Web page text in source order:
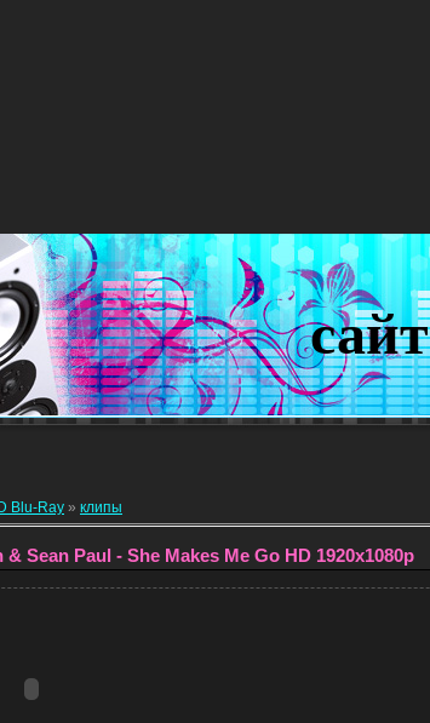
сайт
Blu-Ray » клипы
Sean Paul - She Makes Me Go HD 1920x1080p